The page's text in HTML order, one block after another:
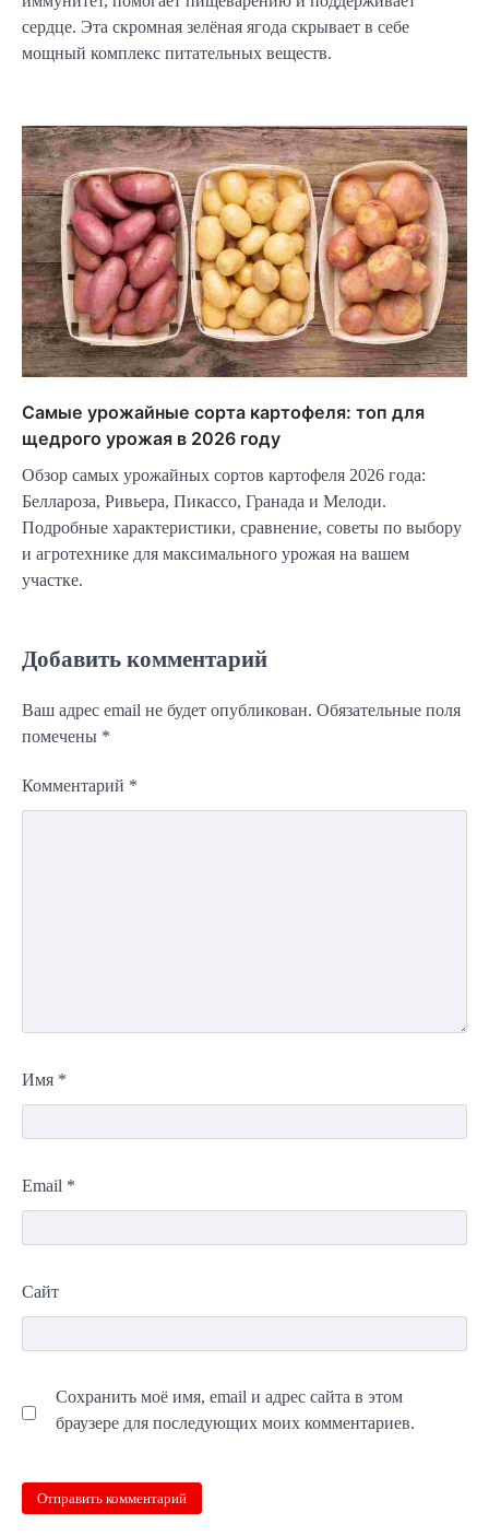
сердце. Эта скромная зелёная ягода скрывает в себе
мощный комплекс питательных веществ.
Самые урожайные сорта картофеля: топ для
щедрого урожая в 2026 году
Обзор самых урожайных сортов картофеля 2026 года:
Беллароза, Ривьера, Пикассо, Гранада и Мелоди.
Подробные характеристики, сравнение, советы по выбору
и агротехнике для максимального урожая на вашем
участке.
Добавить комментарий
Ваш адрес email не будет опубликован. Обязательные поля
помечены *
Комментарий *
Имя *
Email *
Сайт
Сохранить моё имя, email и адрес сайта в этом
браузере для последующих моих комментариев.